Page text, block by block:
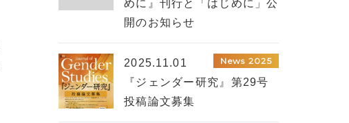
めに』刊行と「はじめに」公
開のお知らせ
2025.11.01 News 2025
『ジェンダー研究』第29号
投稿論文募集